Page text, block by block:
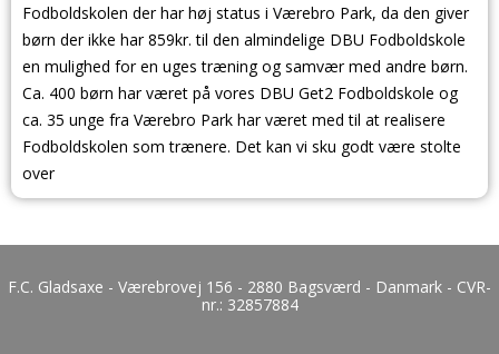
Fodboldskolen der har høj status i Værebro Park, da den giver
børn der ikke har 859kr. til den almindelige DBU Fodboldskole
en mulighed for en uges træning og samvær med andre børn.
Ca. 400 børn har været på vores DBU Get2 Fodboldskole og
ca. 35 unge fra Værebro Park har været med til at realisere
Fodboldskolen som trænere. Det kan vi sku godt være stolte
over
F.C. Gladsaxe - Værebrovej 156 - 2880 Bagsværd - Danmark - CVR-
nr.: 32857884